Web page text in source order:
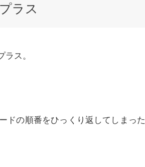
ラス
ス。
ドの順番をひっくり返してしまった